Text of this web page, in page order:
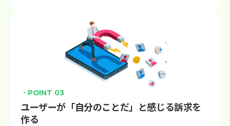
・POINT 03
ユーザーが「自分のことだ」と感じる訴求を
作る